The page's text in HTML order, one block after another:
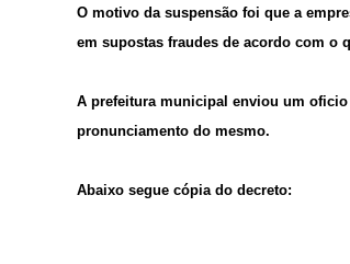
O motivo da suspensão foi que a
em supostas fraudes de acordo com o
A prefeitura municipal enviou um
pronunciamento do mesmo.
Abaixo segue cópia do decreto: